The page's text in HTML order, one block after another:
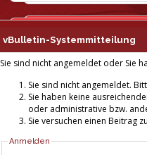
vBulletin-Systemmitteilung
Sie sind nicht angemeldet oder Sie
Sie sind nicht angemeldet.
Sie haben keine
oder administrative bzw.
Sie versuchen einen Beitrag
Anmelden